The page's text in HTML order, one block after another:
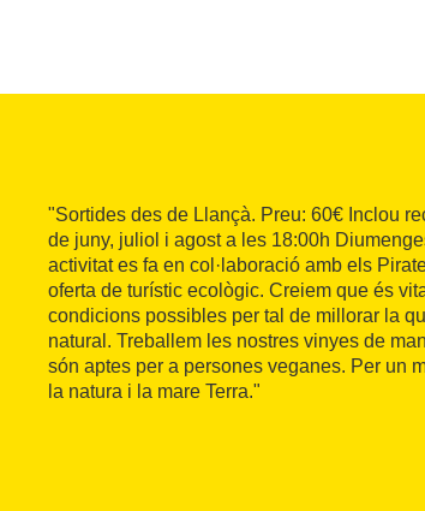
"Sortides des de Llançà. Preu: 60€ Inclou
de juny, juliol i agost a les 18:00h
activitat es fa en col·laboració amb els
oferta de turístic ecològic. Creiem que és
condicions possibles per tal de millorar la
natural. Treballem les nostres vinyes de
són aptes per a persones veganes. Per un
la natura i la mare Terra."